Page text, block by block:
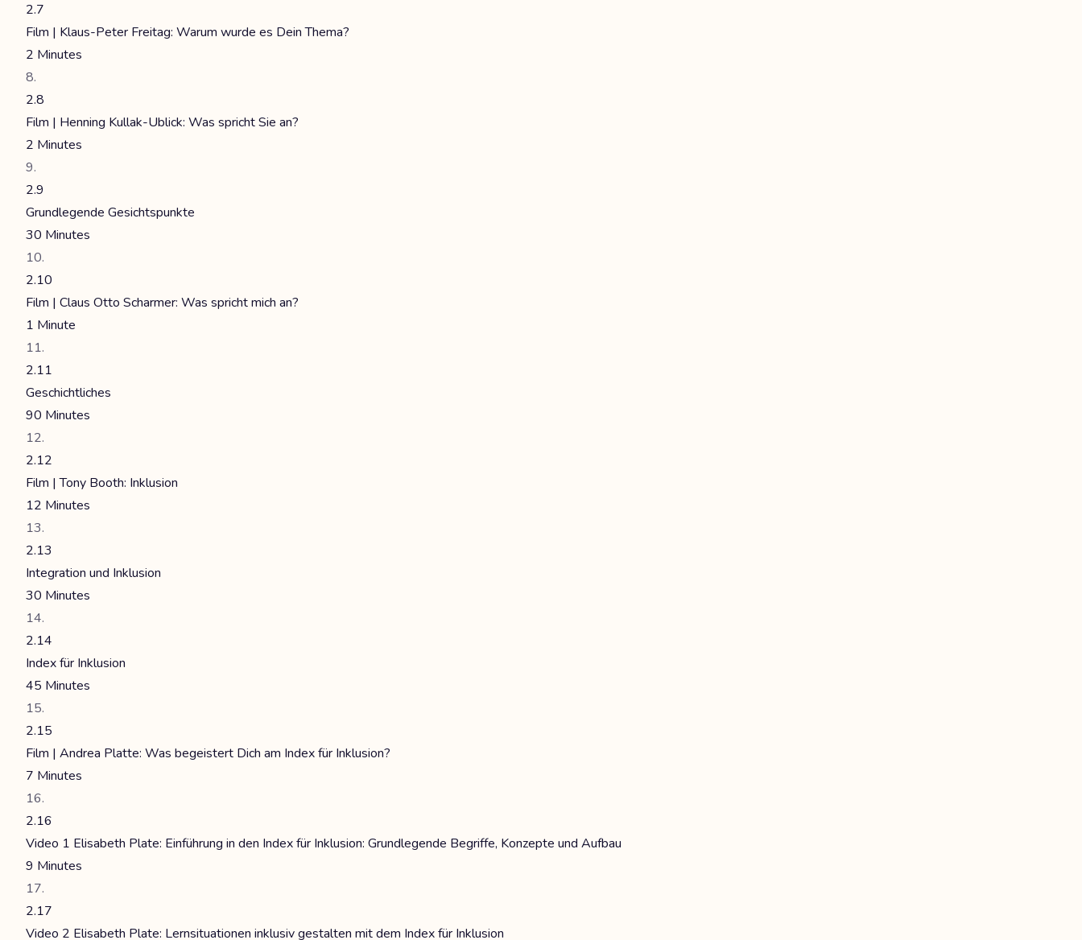
2.7
Film | Klaus-Peter Freitag: Warum wurde es Dein Thema?
2 Minutes
2.8
Film | Henning Kullak-Ublick: Was spricht Sie an?
2 Minutes
2.9
Grundlegende Gesichtspunkte
30 Minutes
2.10
Film | Claus Otto Scharmer: Was spricht mich an?
1 Minute
2.11
Geschichtliches
90 Minutes
2.12
Film | Tony Booth: Inklusion
12 Minutes
2.13
Integration und Inklusion
30 Minutes
2.14
Index für Inklusion
45 Minutes
2.15
Film | Andrea Platte: Was begeistert Dich am Index für Inklusion?
7 Minutes
2.16
Video 1 Elisabeth Plate: Einführung in den Index für Inklusion: Grundlegende Begriffe, Konzepte und Aufbau
9 Minutes
2.17
Video 2 Elisabeth Plate: Lernsituationen inklusiv gestalten mit dem Index für Inklusion